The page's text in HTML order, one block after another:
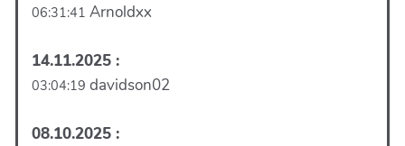
06:31:41 Arnoldxx
14.11.2025 :
03:04:19 davidson02
08.10.2025 :